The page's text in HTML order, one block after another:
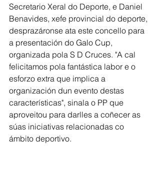
Secretario Xeral do Deporte, e Daniel
Benavides, xefe provincial do deporte,
desprazáronse ata este concello para
a presentación do Galo Cup,
organizada pola S D Cruces. "A cal
felicitamos pola fantástica labor e o
esforzo extra que implica a
organización dun evento destas
características", sinala o PP que
aproveitou para darlles a coñecer as
súas iniciativas relacionadas co
ámbito deportivo.